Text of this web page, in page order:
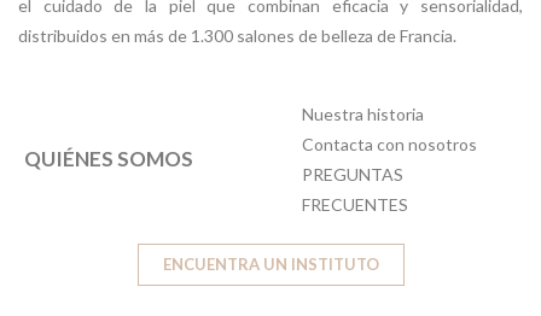
el cuidado de la piel que combinan eficacia y sensorialidad,
distribuidos en más de 1.300 salones de belleza de Francia.
QUIÉNES SOMOS
Nuestra historia
Contacta con nosotros
PREGUNTAS
FRECUENTES
ENCUENTRA UN INSTITUTO